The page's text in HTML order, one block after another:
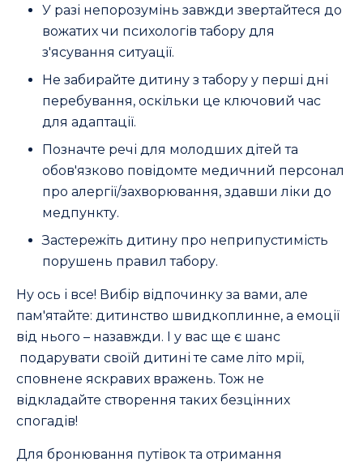
У разі непорозумінь завжди звертайтеся до
вожатих чи психологів табору для
з'ясування ситуації.
Не забирайте дитину з табору у перші дні
перебування, оскільки це ключовий час
для адаптації.
Позначте речі для молодших дітей та
обов'язково повідомте медичний персонал
про алергії/захворювання, здавши ліки до
медпункту.
Застережіть дитину про неприпустимість
порушень правил табору.
Ну ось і все! Вибір відпочинку за вами, але
пам'ятайте: дитинство швидкоплинне, а емоції
від нього – назавжди. І у вас ще є шанс
подарувати своїй дитині те саме літо мрії,
сповнене яскравих вражень. Тож не
відкладайте створення таких безцінних
спогадів!
Для бронювання путівок та отримання